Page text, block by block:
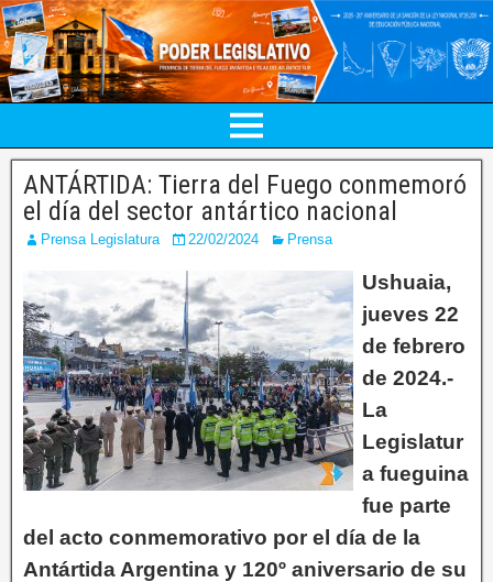
ANTÁRTIDA: Tierra del Fuego conmemoró
el día del sector antártico nacional
Prensa Legislatura 22/02/2024 Prensa
Ushuaia,
jueves 22
de febrero
de 2024.-
La
Legislatur
a fueguina
fue parte
del acto conmemorativo por el día de la
Antártida Argentina y 120º aniversario de su